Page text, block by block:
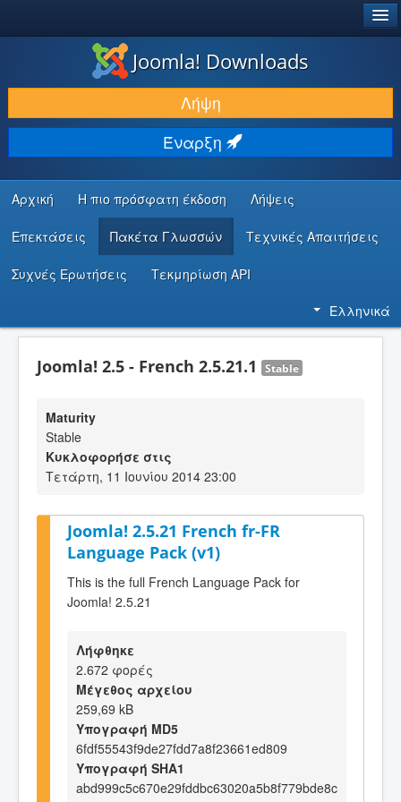
ΛΉΨΕΙΣ & ΕΠΕΚΤΆΣΕΙΣ
ΕΎΡΕΣΗ & ΜΆΘΗΣΗ
ΚΟΙΝΌΤΗΤΑ & ΥΠΟΣΤΉΡΙΞΗ
ΠΌΡΟΙ ΠΡΟΓΡΑΜΜΑΤΙΣΤΏΝ
Joomla! Downloads
Λήψη
Έναρξη
Αρχική Η πιο πρόσφατη έκδοση Λήψεις
Επεκτάσεις Πακέτα Γλωσσών Τεχνικές Απαιτήσεις
Συχνές Ερωτήσεις Τεκμηρίωση API
Ελληνικά
Joomla! 2.5 - French 2.5.21.1 Stable
Maturity
Stable
Κυκλοφορήσε στις
Τετάρτη, 11 Ιουνίου 2014 23:00
Joomla! 2.5.21 French fr-FR
Language Pack (v1)
This is the full French Language Pack for
Joomla! 2.5.21
Λήφθηκε
2.672 φορές
Μέγεθος αρχείου
259,69 kB
Υπογραφή MD5
6fdf55543f9de27fdd7a8f23661ed809
Υπογραφή SHA1
abd999c5c670e29fddbc63020a5b8f779bde8c